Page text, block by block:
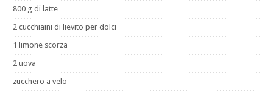
800 g di latte
2 cucchiaini di lievito per dolci
1 limone scorza
2 uova
zucchero a velo